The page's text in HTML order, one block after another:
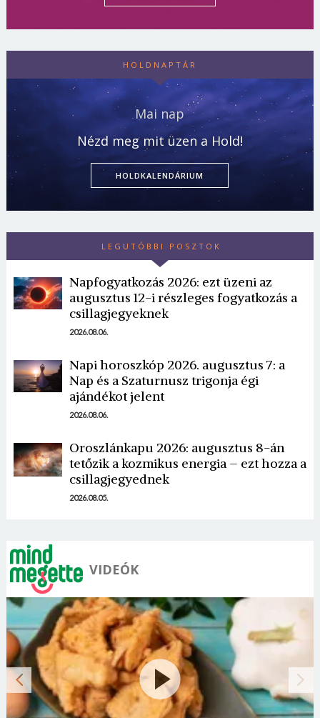
HOLDNAPTÁR
Mai nap
Nézd meg mit üzen a Hold!
HOLDKALENDÁRIUM
LEGUTÓBBI POSZTOK
Napfogyatkozás 2026: ezt üzeni az
augusztus 12-i részleges fogyatkozás a
csillagjegyeknek
2026.08.06.
Napi horoszkóp 2026. augusztus 7: a
Nap és a Szaturnusz trigonja égi
ajándékot jelent
2026.08.06.
Oroszlánkapu 2026: augusztus 8-án
tetőzik a kozmikus energia – ezt hozza a
csillagjegyednek
2026.08.05.
VIDEÓK
Borsonline bejelentkezés
E-mail cím vagy felhasználónév
Jelszó